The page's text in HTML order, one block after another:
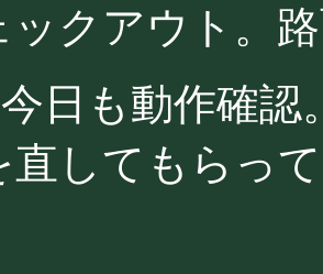
ックアウト。
日も動作確
直してもらっ